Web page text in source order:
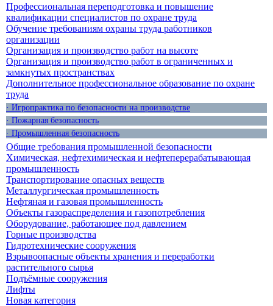
Профессиональная переподготовка и повышение
квалификации специалистов по охране труда
Обучение требованиям охраны труда работников
организации
Организация и производство работ на высоте
Организация и производство работ в ограниченных и
замкнутых пространствах
Дополнительное профессиональное образование по охране
труда
· Игропрактика по безопасности на производстве
· Пожарная безопасность
· Промышленная безопасность
Общие требования промышленной безопасности
Химическая, нефтехимическая и нефтеперерабатывающая
промышленность
Транспортирование опасных веществ
Металлургическая промышленность
Нефтяная и газовая промышленность
Объекты газораспределения и газопотребления
Оборудование, работающее под давлением
Горные производства
Гидротехнические сооружения
Взрывоопасные объекты хранения и переработки
растительного сырья
Подъёмные сооружения
Лифты
Новая категория